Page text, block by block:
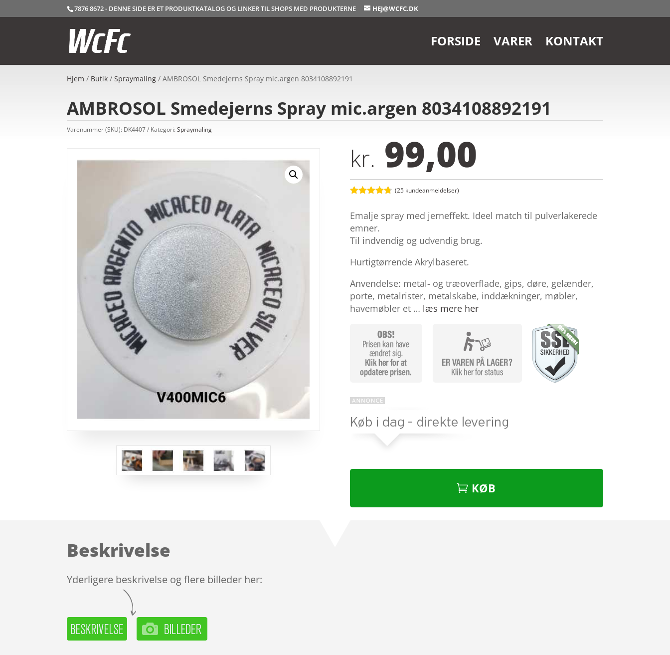
7876 8672 - DENNE SIDE ER ET PRODUKTKATALOG OG LINKER TIL SHOPS MED PRODUKTERNE HEJ@WCFC.DK
FORSIDE VARER KONTAKT
Hjem / Butik /Spraymaling / AMBROSOL Smedejerns Spray mic.argen 8034108892191
AMBROSOL Smedejerns Spray mic.argen 8034108892191
Varenummer (SKU): DK4407 Kategori:Spraymaling
kr. 99,00
ud af 5
baseret på
kundebedø
mmelser
(25kundeanmeldelser)
Emalje spray med jerneffekt. Ideel match til pulverlakerede
emner.
Til indvendig og udvendig brug.
Hurtigtørrende Akrylbaseret.
Anvendelse: metal- og træoverflade, gips, døre, gelænder,
porte, metalrister, metalskabe, inddækninger, møbler,
havemøbler et … læs mere her
KØB
Beskrivelse
Yderligere beskrivelse og flere billeder her: